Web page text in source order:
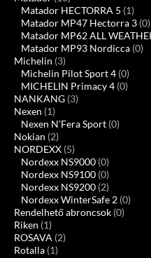
Matador HECTORRA 5 (1)
Matador MP47 Hectorra 3 (0)
Matador MP62 ALL
Matador MP93 Nordicca (0)
Michelin (3)
Michelin Pilot Sport 4 (0)
MICHELIN Primacy 4 (0)
NANKANG (3)
Nexen (1)
Nexen N'Fera Sport (0)
Nokian (2)
NORDEXX (5)
Nordexx NS9000 (0)
Nordexx NS9100 (0)
Nordexx NS9200 (2)
Nordexx WinterSafe 2 (0)
Rendelhető abroncsok (0)
Riken (1)
ROSAVA (2)
Rotalla (1)